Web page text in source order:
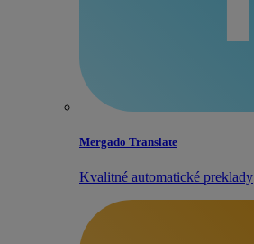
Mergado Translate
Kvalitné automatické preklady